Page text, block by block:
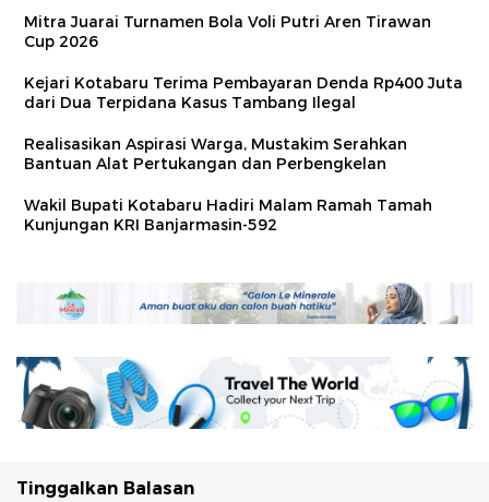
Mitra Juarai Turnamen Bola Voli Putri Aren Tirawan
Cup 2026
Kejari Kotabaru Terima Pembayaran Denda Rp400 Juta
dari Dua Terpidana Kasus Tambang Ilegal
Realisasikan Aspirasi Warga, Mustakim Serahkan
Bantuan Alat Pertukangan dan Perbengkelan
Wakil Bupati Kotabaru Hadiri Malam Ramah Tamah
Kunjungan KRI Banjarmasin-592
Tinggalkan Balasan